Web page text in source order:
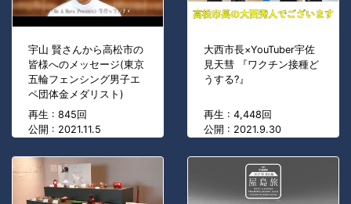
宇山 賢さんから高松市の
皆様へのメッセージ(東京
五輪フェンシング男子エ
ペ団体金メダリスト)
再生 : 845回
公開 : 2021.11.5
大西市長×YouTuber宇佐
見天彗 『ワクチン接種ど
うする?』
再生 : 4,448回
公開 : 2021.9.30